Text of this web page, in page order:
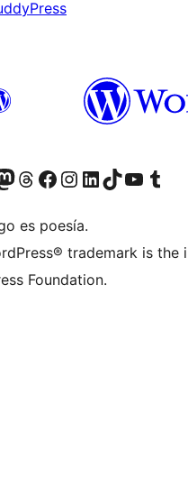
Twitter)
cuenta de Bluesky
nuestra cuenta de Mastodon
Visita nuestra cuenta de Threads
Visita nuestra página de Facebook
Visita nuestra cuenta de Instagram
Visita nuestra cuenta de LinkedIn
Visita nuestra cuenta de TikTok
Visita nuestro canal de
Visita nuestra
es poesía.
trademark is
Foundation.